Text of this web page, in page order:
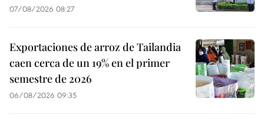
07/08/2026 08:27
Exportaciones de arroz de Tailandia
caen cerca de un 19% en el primer
semestre de 2026
06/08/2026 09:35